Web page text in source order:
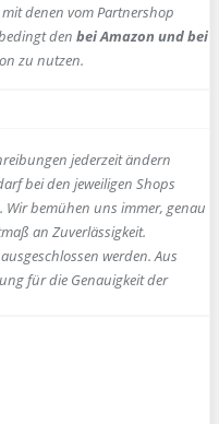
denen vom Partnershop
den bei Amazon und bei
zu nutzen.
jederzeit ändern
bei den jeweiligen Shops
bemühen uns immer, genau
an Zuverlässigkeit.
werden. Aus
für die Genauigkeit der